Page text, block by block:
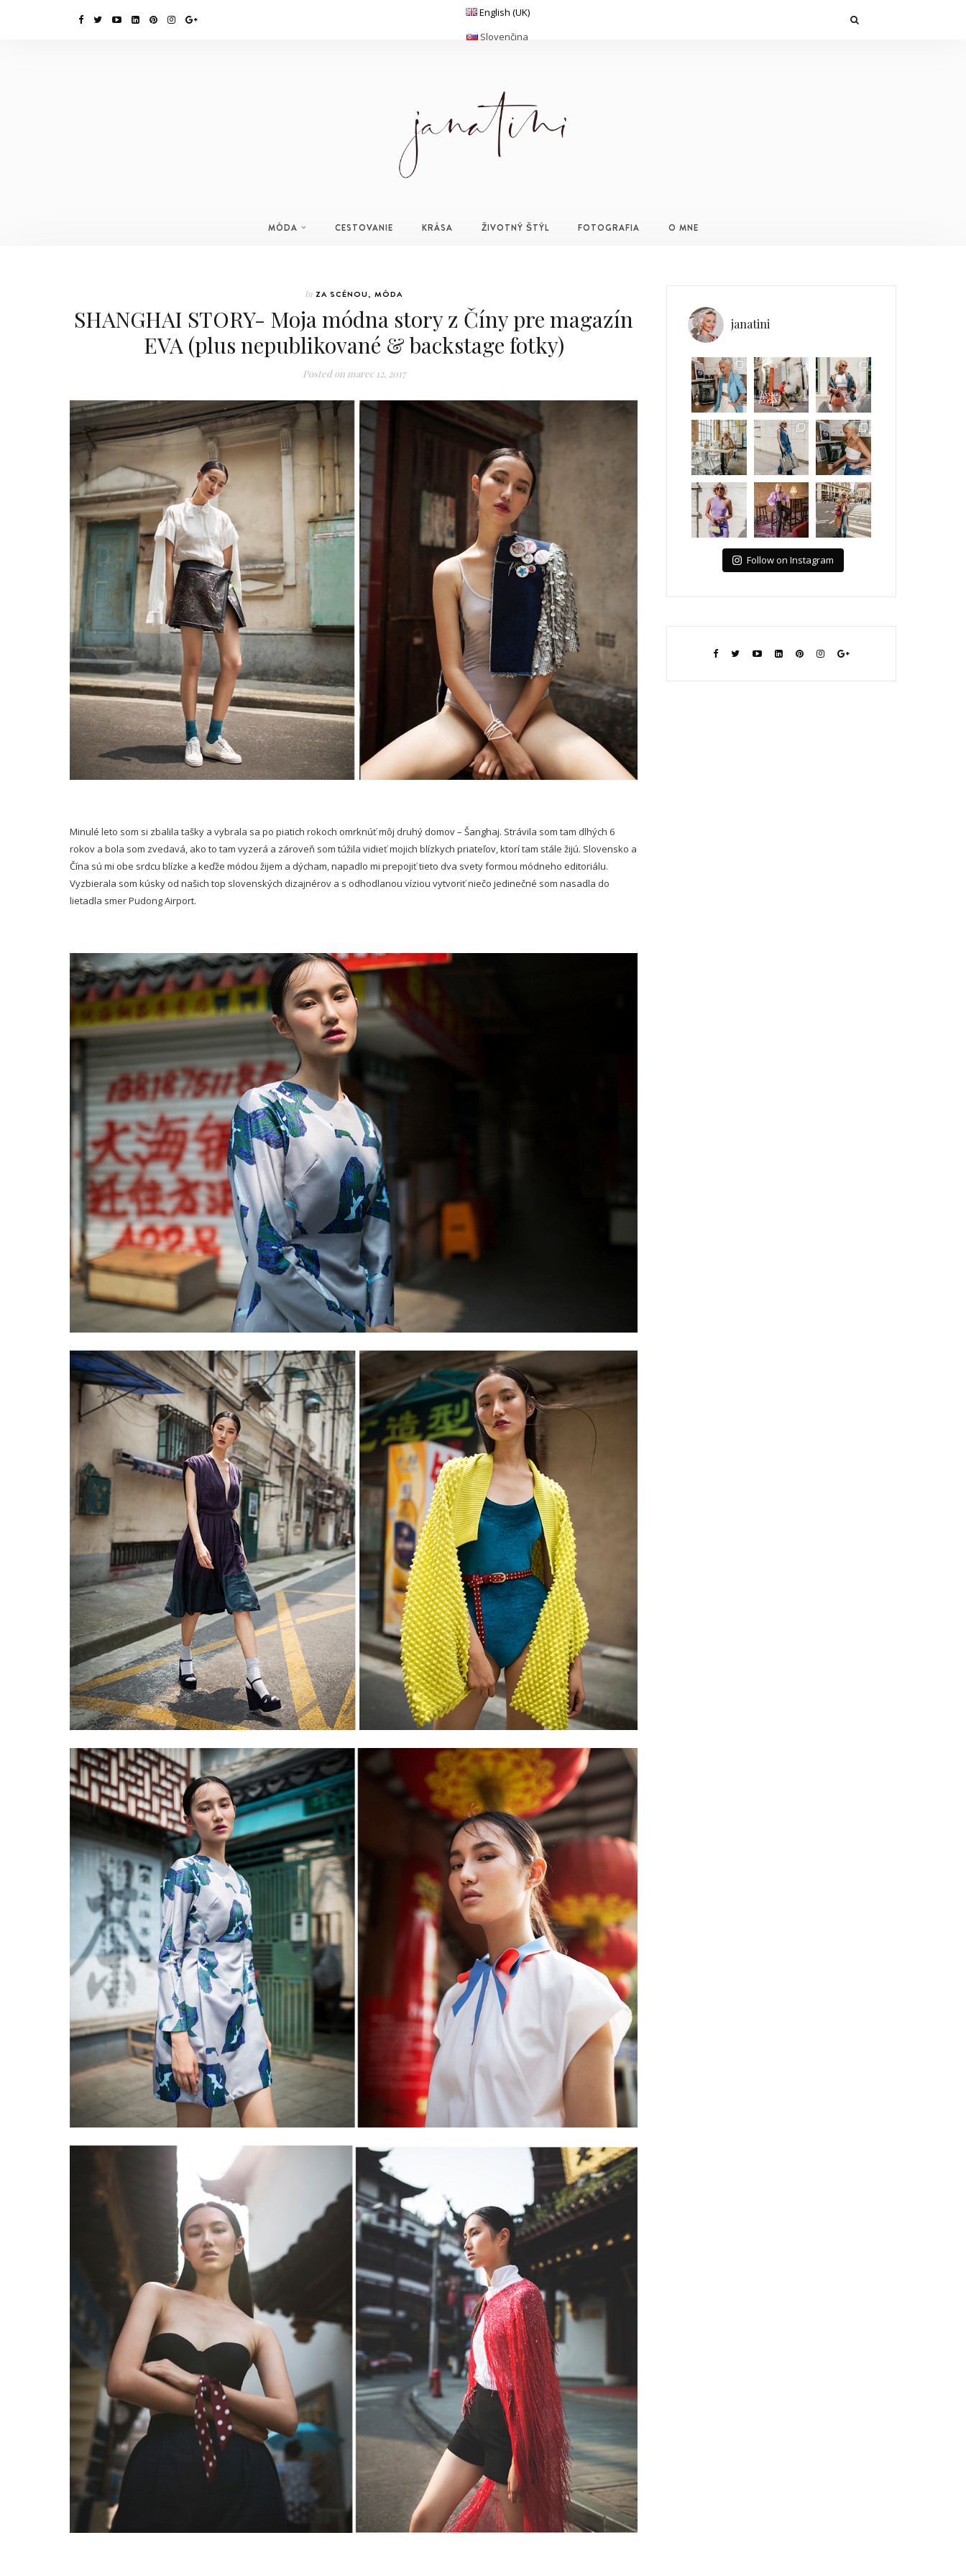
English (UK)
Slovenčina
MÓDA CESTOVANIE KRÁSA ŽIVOTNÝ ŠTÝL FOTOGRAFIA O MNE
In ZA SCÉNOU, MÓDA
SHANGHAI STORY- Moja módna story z Číny pre magazín
EVA (plus nepublikované & backstage fotky)
Posted onmarec 12, 2017
Minulé leto som si zbalila tašky a vybrala sa po piatich rokoch omrknúť môj druhý domov – Šanghaj. Strávila som tam dlhých 6
rokov a bola som zvedavá, ako to tam vyzerá a zároveň som túžila vidieť mojich blízkych priateľov, ktorí tam stále žijú. Slovensko a
Čína sú mi obe srdcu blízke a keďže módou žijem a dýcham, napadlo mi prepojiť tieto dva svety formou módneho editoriálu.
Vyzbierala som kúsky od našich top slovenských dizajnérov a s odhodlanou víziou vytvoriť niečo jedinečné som nasadla do
lietadla smer Pudong Airport.
janatini
Follow on Instagram